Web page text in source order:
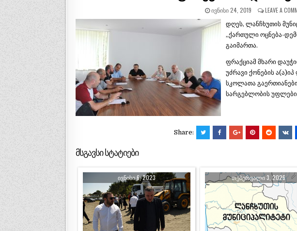
ᲘᲕᲜᲘᲡᲘ 24, 2019 LEAVE A
დღეს, ლანჩხუთის
,,ქართული ოცნება-
გაიმართა.
ფრაქციამ მხარი
უძრავი ქონების
სკოლათა
სარგებლობის
Share:
მსგავსი სტატიები
ᲘᲕᲜᲘᲡᲘ 6, 2023 ᲗᲔᲑᲔᲠᲕᲐᲚᲘ 3, 2026